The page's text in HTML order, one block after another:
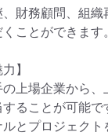
財務顧問、組
ことができます。
】
上場企業から
ることが可能
とプロジェク